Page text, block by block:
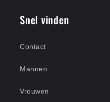
Snel vinden
Contact
Mannen
Vrouwen